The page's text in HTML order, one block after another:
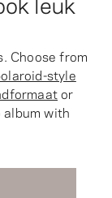
Choose from
style
or
with